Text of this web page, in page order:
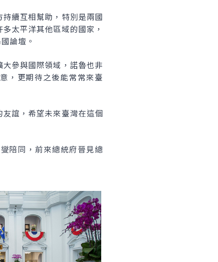
續互相幫助，特別是兩國
太平洋其他區域的國家，
論壇。
參與國際領域，諾魯也非
，更期待之後能常常來臺
誼，希望未來臺灣在這個
陪同，前來總統府晉見總